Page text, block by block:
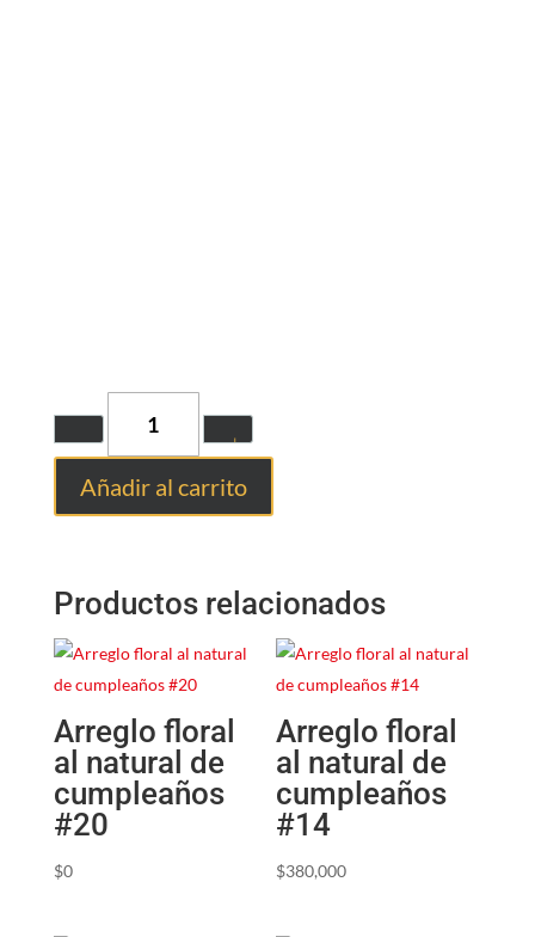
Añadir al carrito
Productos relacionados
Arreglo floral
al natural de
cumpleaños
#20
$0
Arreglo floral
al natural de
cumpleaños
#14
$380,000